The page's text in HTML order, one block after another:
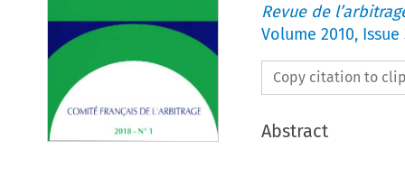
Revue de
Volume 2010, Issue
Copy citation to
Abstract